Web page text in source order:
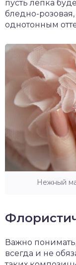
пусть лепка
бледно-
однотонным
Нежный
Важно
всегда и не